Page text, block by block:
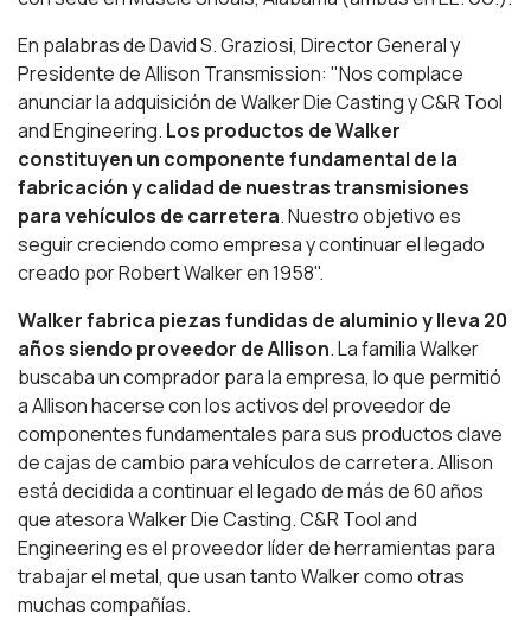
En palabras de David S. Graziosi, Director General y
Presidente de Allison Transmission: "Nos complace
anunciar la adquisición de Walker Die Casting y C&R Tool
and Engineering. Los productos de Walker
constituyen un componente fundamental de la
fabricación y calidad de nuestras transmisiones
para vehículos de carretera. Nuestro objetivo es
seguir creciendo como empresa y continuar el legado
creado por Robert Walker en 1958".
Walker fabrica piezas fundidas de aluminio y lleva 20
años siendo proveedor de Allison. La familia Walker
buscaba un comprador para la empresa, lo que permitió
a Allison hacerse con los activos del proveedor de
componentes fundamentales para sus productos clave
de cajas de cambio para vehículos de carretera. Allison
está decidida a continuar el legado de más de 60 años
que atesora Walker Die Casting. C&R Tool and
Engineering es el proveedor líder de herramientas para
trabajar el metal, que usan tanto Walker como otras
muchas compañías.